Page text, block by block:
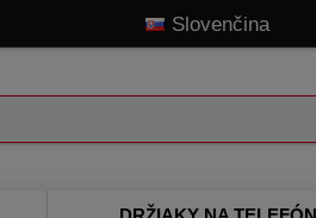
Slovenčina